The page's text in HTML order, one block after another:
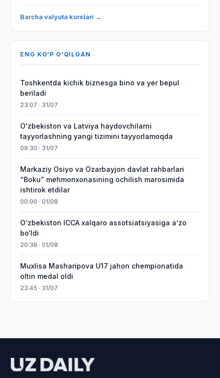
Barcha valyuta kurslari →
ENG KO'P O'QILGAN
Toshkentda kichik biznesga bino va yer bepul
beriladi
23:07 · 31/07
Oʻzbekiston va Latviya haydovchilarni
tayyorlashning yangi tizimini tayyorlamoqda
09:30 · 31/07
Markaziy Osiyo va Ozarbayjon davlat rahbarlari
“Boku” mehmonxonasining ochilish marosimida
ishtirok etdilar
00:00 · 01/08
O‘zbekiston ICCA xalqaro assotsiatsiyasiga aʼzo
bo‘ldi
20:38 · 01/08
Muxlisa Masharipova U17 jahon chempionatida
oltin medal oldi
23:45 · 31/07